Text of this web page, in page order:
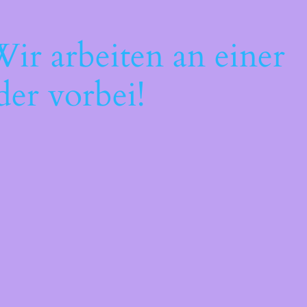
arbeiten an einer
vorbei!